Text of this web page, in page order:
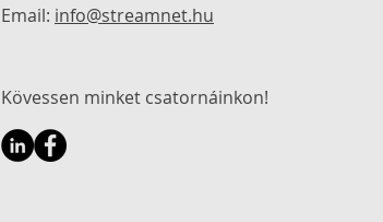
Email: info@streamnet.hu
Kövessen minket csatornáinkon!